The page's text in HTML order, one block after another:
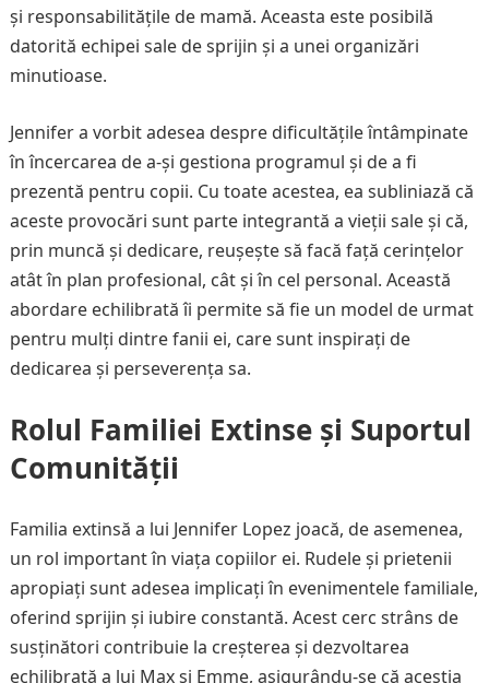
și responsabilitățile de mamă. Aceasta este posibilă
datorită echipei sale de sprijin și a unei organizări
minutioase.
Jennifer a vorbit adesea despre dificultățile întâmpinate
în încercarea de a-și gestiona programul și de a fi
prezentă pentru copii. Cu toate acestea, ea subliniază că
aceste provocări sunt parte integrantă a vieții sale și că,
prin muncă și dedicare, reușește să facă față cerințelor
atât în plan profesional, cât și în cel personal. Această
abordare echilibrată îi permite să fie un model de urmat
pentru mulți dintre fanii ei, care sunt inspirați de
dedicarea și perseverența sa.
Rolul Familiei Extinse și Suportul
Comunității
Familia extinsă a lui Jennifer Lopez joacă, de asemenea,
un rol important în viața copiilor ei. Rudele și prietenii
apropiați sunt adesea implicați în evenimentele familiale,
oferind sprijin și iubire constantă. Acest cerc strâns de
susținători contribuie la creșterea și dezvoltarea
echilibrată a lui Max și Emme, asigurându-se că aceștia